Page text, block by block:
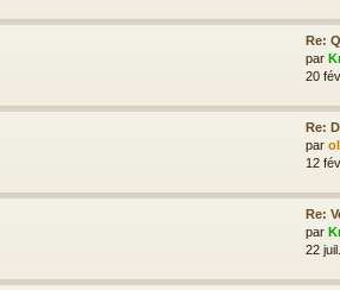
Re:
par
20
Re:
par
12
Re:
par
22